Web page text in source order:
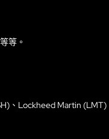
等。
、Lockheed Martin